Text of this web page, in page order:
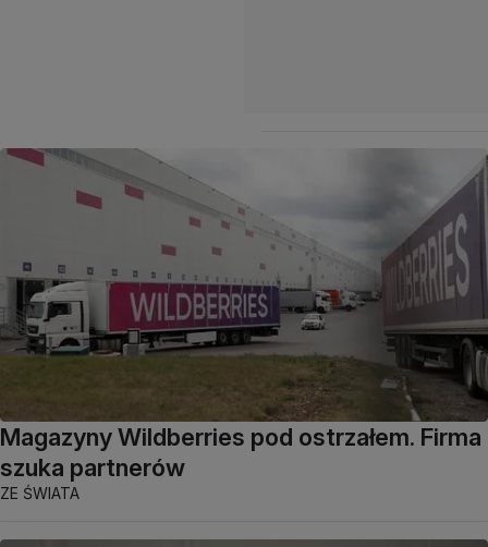
Magazyny Wildberries pod ostrzałem. Firma
szuka partnerów
ZE ŚWIATA